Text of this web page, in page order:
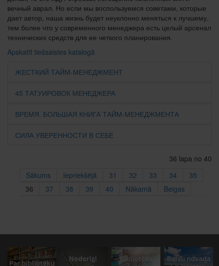
вечный аврал. Но если мы воспользуемся советами, которые
дает автор, наша жизнь будет неуклонно меняться к лучшему,
тем более что у современного менеджера есть целый арсенал
технических средств для ее четкого планирования.
Apskatīt tiešsaistes katalogā
ЖЕСТКИЙ ТАЙМ-МЕНЕДЖМЕНТ
45 ТАТУИРОВОК МЕНЕДЖЕРА
ВРЕМЯ. БОЛЬШАЯ КНИГА ТАЙМ-МЕНЕДЖМЕНТА
СИЛА УВЕРЕННОСТИ В СЕБЕ
36 lapa no 40
Sākums
Iepriekšējā 31 32 33 34
35
36
37 38 39 40 Nākamā Beigas